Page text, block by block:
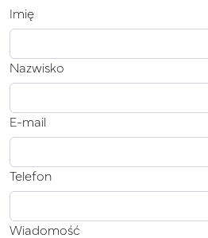
Imię
Nazwisko
E-mail
Telefon
Wiadomość